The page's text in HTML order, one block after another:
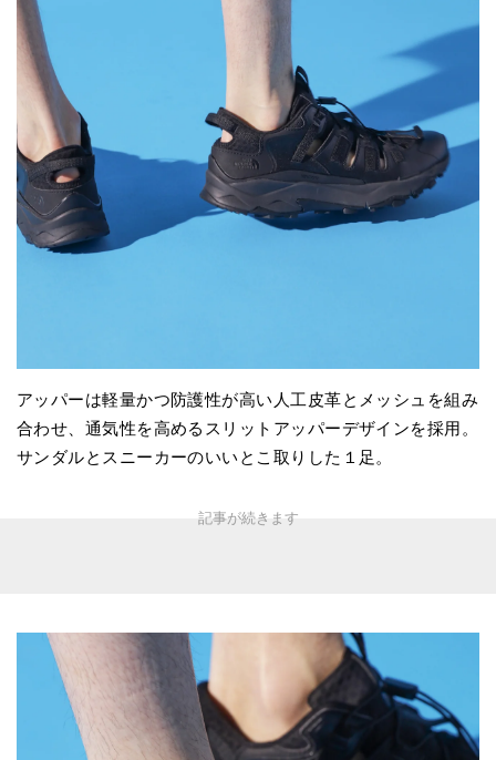
アッパーは軽量かつ防護性が高い人工皮革とメッシュを組み
合わせ、通気性を高めるスリットアッパーデザインを採用。
サンダルとスニーカーのいいとこ取りした１足。